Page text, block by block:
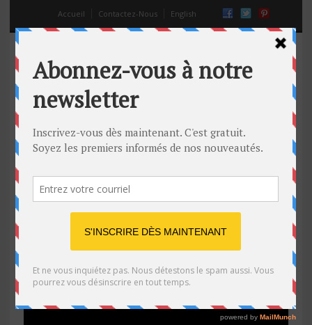
Accueil Contactez-Nous English
14 Juil 2014
Off
État d'esprit,Free Runner,Free Running,parcours,Pikachu